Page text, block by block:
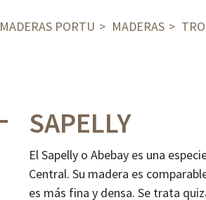
MADERAS PORTU MADERAS
SAPELLY
El Sapelly o Abebay es una
Central. Su madera es
es más fina y densa. Se trata